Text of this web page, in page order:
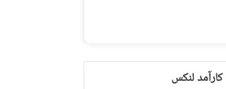
کارآمد لنکس